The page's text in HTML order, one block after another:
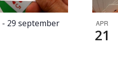
- 29 september
APR
21